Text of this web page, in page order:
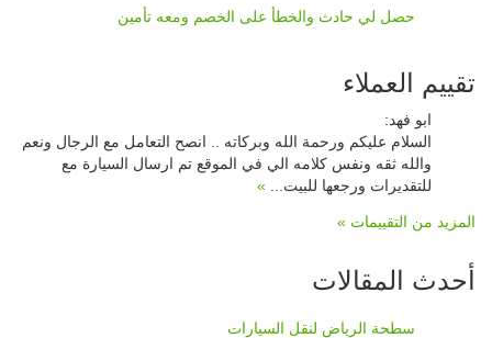
حصل لي حادث والخطأ على الخصم ومعه تأمين
تقييم العملاء
ابو فهد:
السلام عليكم ورحمة الله وبركاته .. انصح التعامل مع الرجال ونعم
والله ثقه ونفس كلامه الي في الموقع تم ارسال السيارة مع
للتقديرات ورجعها للبيت... »
المزيد من التقييمات »
أحدث المقالات
سطحة الرياض لنقل السيارات